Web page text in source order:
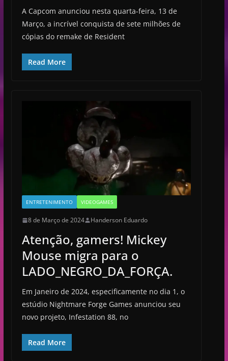
A Capcom anunciou nesta quarta-feira, 13 de
Março, a incrível conquista de sete milhões de
cópias do remake de Resident
Read More
ENTRETENIMENTO VIDEOGAMES
8 de Março de 2024 Handerson Eduardo
Atenção, gamers! Mickey
Mouse migra para o
LADO_NEGRO_DA_FORÇA.
Em Janeiro de 2024, especificamente no dia 1, o
estúdio Nightmare Forge Games anunciou seu
novo projeto, Infestation 88, no
Read More